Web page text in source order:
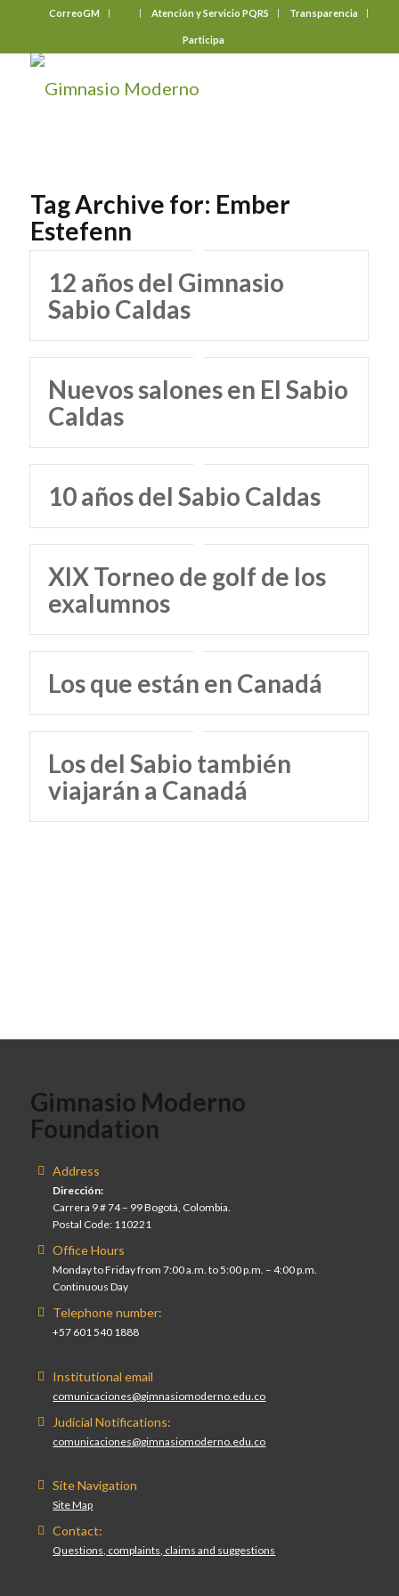
CorreoGM Atención y Servicio PQRS Transparencia
Participa
Tag Archive for: Ember
Estefenn
12 años del Gimnasio
Sabio Caldas
Nuevos salones en El Sabio
Caldas
10 años del Sabio Caldas
XIX Torneo de golf de los
exalumnos
Los que están en Canadá
Los del Sabio también
viajarán a Canadá
Gimnasio Moderno
Foundation
Address
Dirección:
Carrera 9 # 74 – 99 Bogotá, Colombia.
Postal Code: 110221
Office Hours
Monday to Friday from 7:00 a.m. to 5:00 p.m. – 4:00 p.m.
Continuous Day
Telephone number:
+57 601 540 1888
Institutional email
comunicaciones@gimnasiomoderno.edu.co
Judicial Notifications:
comunicaciones@gimnasiomoderno.edu.co
Site Navigation
Site Map
Contact:
Questions, complaints, claims and suggestions